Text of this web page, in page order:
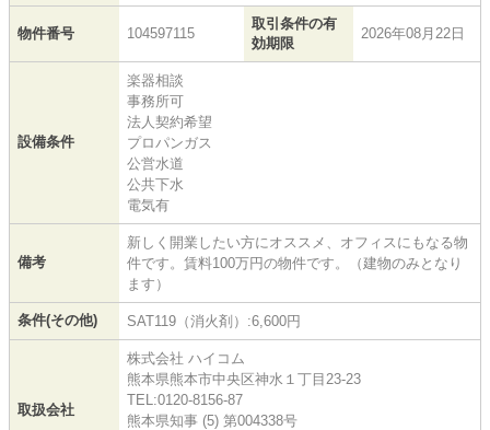
物件番号 104597115
取引条件の有
効期限
2026年08月22日
設備条件
楽器相談
事務所可
法人契約希望
プロパンガス
公営水道
公共下水
電気有
備考
新しく開業したい方にオススメ、オフィスにもなる物
件です。賃料100万円の物件です。（建物のみとなり
ます）
条件(その他) SAT119（消火剤）:6,600円
取扱会社
株式会社 ハイコム
熊本県熊本市中央区神水１丁目23-23
TEL:0120-8156-87
熊本県知事 (5) 第004338号